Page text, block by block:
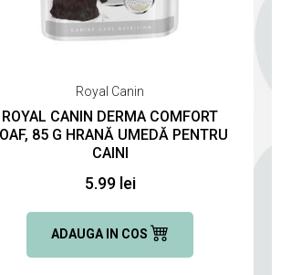
Royal Canin
ROYAL CANIN DERMA COMFORT
85 G HRANĂ UMEDĂ PENTRU
CAINI
5.99 lei
ADAUGA IN COS